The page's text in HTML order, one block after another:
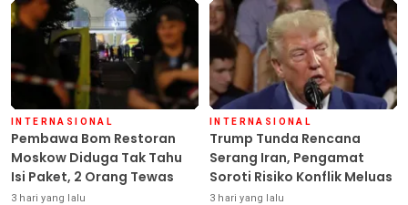
INTERNASIONAL
Pembawa Bom Restoran
Moskow Diduga Tak Tahu
Isi Paket, 2 Orang Tewas
3 hari yang lalu
INTERNASIONAL
Trump Tunda Rencana
Serang Iran, Pengamat
Soroti Risiko Konflik Meluas
3 hari yang lalu